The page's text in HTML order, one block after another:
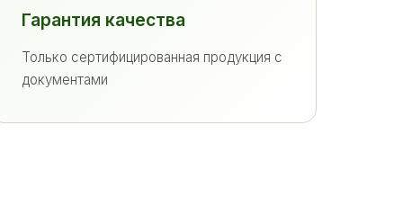
Гарантия качества
Только сертифицированная продукция с
документами